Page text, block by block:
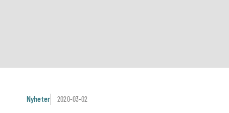
Nyheter 2020-03-02